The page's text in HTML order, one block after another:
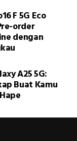
F 5G Eco
order
dengan
A25 5G:
Buat Kamu